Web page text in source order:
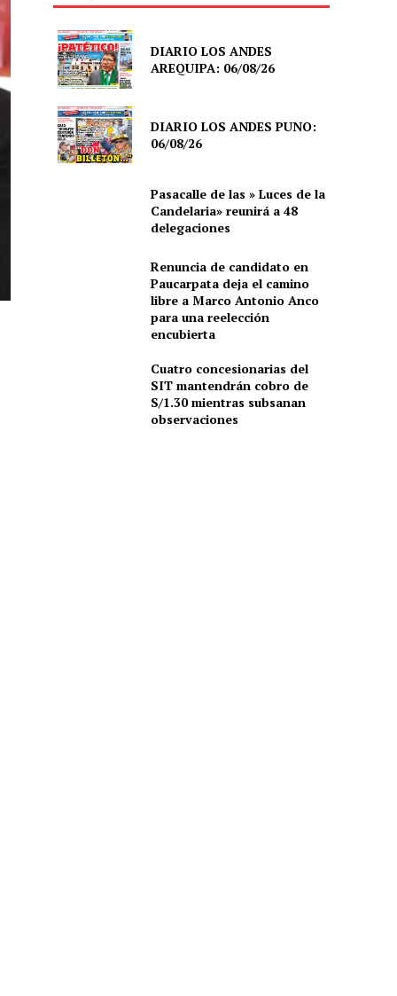
DIARIO LOS ANDES
AREQUIPA: 06/08/26
DIARIO LOS ANDES PUNO:
06/08/26
Pasacalle de las » Luces de la
Candelaria» reunirá a 48
delegaciones
Renuncia de candidato en
Paucarpata deja el camino
libre a Marco Antonio Anco
para una reelección
encubierta
Cuatro concesionarias del
SIT mantendrán cobro de
S/1.30 mientras subsanan
observaciones